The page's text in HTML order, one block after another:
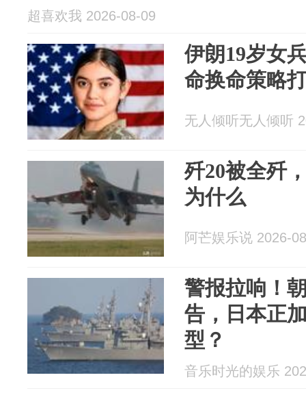
超喜欢我 2026-08-09
伊朗19岁女
命换命策略
无人倾听无人倾听
歼20被全歼
为什么
阿芒娱乐说 2026-
警报拉响！
告，日本正
型？
音乐时光的娱乐